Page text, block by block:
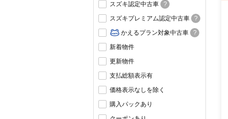
スズキ認定中古車
?
スズキプレミアム認定中古車
?
かえるプラン対象中古車
?
新着物件
更新物件
支払総額表示有
価格表示なしを除く
購入パックあり